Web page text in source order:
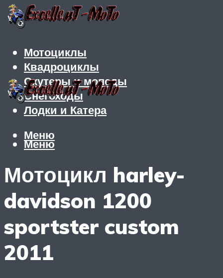
Мотоциклы
Квадроциклы
Скутеры и мопеды
Снегоходы
Лодки и Катера
Меню
Меню
Мотоцикл harley-
davidson 1200
sportster custom
2011